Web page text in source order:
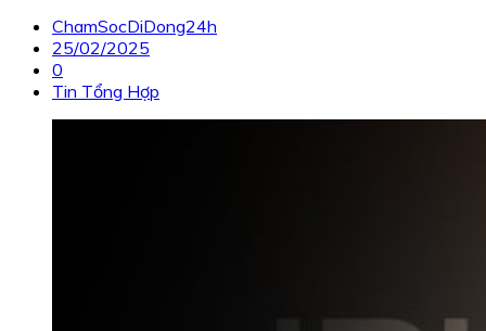
ChamSocDiDong24h
25/02/2025
0
Tin Tổng Hợp